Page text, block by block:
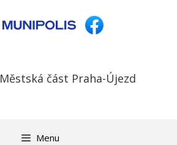
Městská část Praha-Újezd
Menu